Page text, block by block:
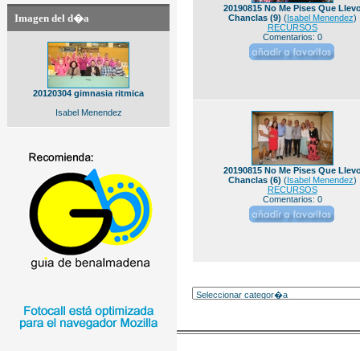
Imagen del d�a
20120304 gimnasia ritmica
Isabel Menendez
20190815 No Me Pises Que
Chanclas (9) (Isabel Menendez)
RECURSOS
Comentarios: 0
20190815 No Me Pises Que
Chanclas (6) (Isabel Menendez)
RECURSOS
Comentarios: 0